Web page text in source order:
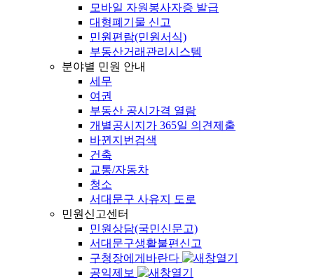
모바일 자원봉사자증 발급
대형폐기물 신고
민원편람(민원서식)
부동산거래관리시스템
분야별 민원 안내
세무
여권
부동산 공시가격 열람
개별공시지가 365일 의견제출
바뀐지번검색
건축
교통/자동차
청소
서대문구 사유지 도로
민원신고센터
민원상담(국민신문고)
서대문구생활불편신고
구청장에게바란다
공익제보